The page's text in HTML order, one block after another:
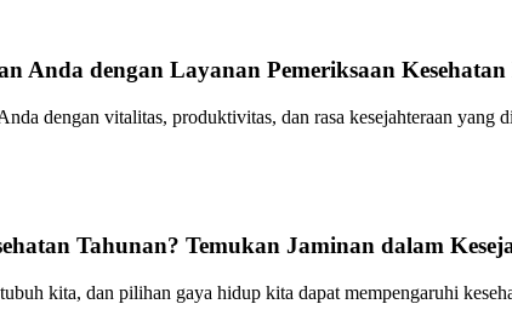
Anda dengan Layanan Pemeriksaan
dengan vitalitas, produktivitas, dan rasa kesejahteraan yang
Tahunan? Temukan Jaminan dalam
kita, dan pilihan gaya hidup kita dapat mempengaruhi